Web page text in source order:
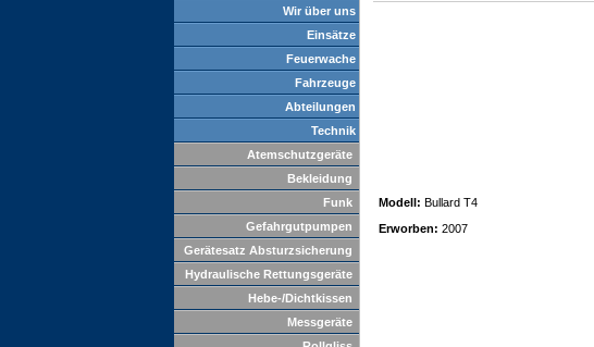
Wir über uns
Einsätze
Feuerwache
Fahrzeuge
Abteilungen
Technik
Atemschutzgeräte
Bekleidung
Funk
Gefahrgutpumpen
Gerätesatz Absturzsicherung
Hydraulische Rettungsgeräte
Hebe-/Dichtkissen
Messgeräte
Modell: Bullard T4
Erworben: 2007